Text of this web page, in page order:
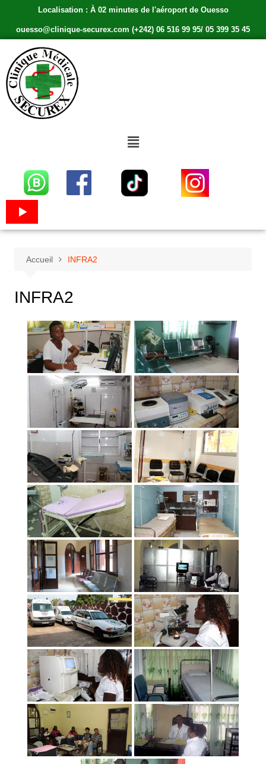
Localisation : À 02 minutes de l'aéroport de Ouesso
ouesso@clinique-securex.com (+242) 06 516 99 95/ 05 399 35 45
Accueil INFRA2
INFRA2